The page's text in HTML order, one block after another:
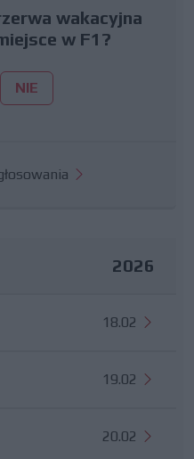
wakacyjna
w F1?
NIE
2026
18.02
19.02
20.02